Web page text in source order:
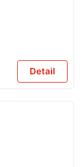
Detail